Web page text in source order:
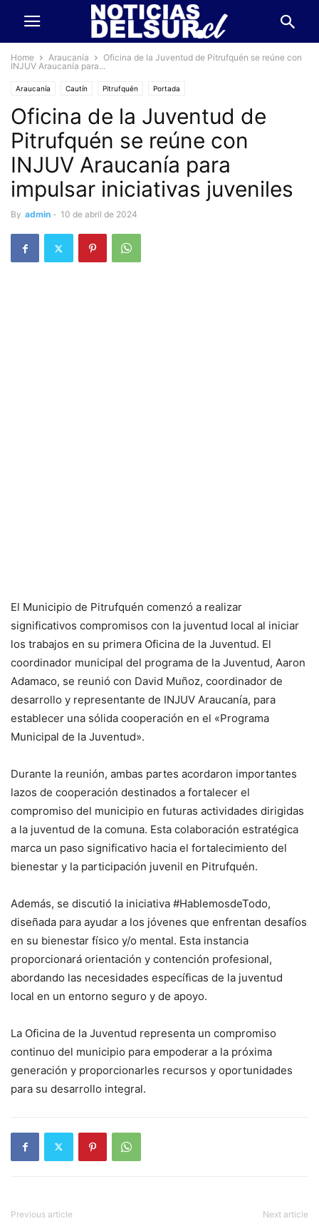
Home Araucanía
Oficina de la Juventud de Pitrufquén se reúne con
INJUV Araucanía para...
Araucanía Cautín Pitrufquén Portada
Oficina de la Juventud de
Pitrufquén se reúne con
INJUV Araucanía para
impulsar iniciativas juveniles
By admin - 10 de abril de 2024
El Municipio de Pitrufquén comenzó a realizar
significativos compromisos con la juventud local al iniciar
los trabajos en su primera Oficina de la Juventud. El
coordinador municipal del programa de la Juventud, Aaron
Adamaco, se reunió con David Muñoz, coordinador de
desarrollo y representante de INJUV Araucanía, para
establecer una sólida cooperación en el «Programa
Municipal de la Juventud».
Durante la reunión, ambas partes acordaron importantes
lazos de cooperación destinados a fortalecer el
compromiso del municipio en futuras actividades dirigidas
a la juventud de la comuna. Esta colaboración estratégica
marca un paso significativo hacia el fortalecimiento del
bienestar y la participación juvenil en Pitrufquén.
Además, se discutió la iniciativa #HablemosdeTodo,
diseñada para ayudar a los jóvenes que enfrentan desafíos
en su bienestar físico y/o mental. Esta instancia
proporcionará orientación y contención profesional,
abordando las necesidades específicas de la juventud
local en un entorno seguro y de apoyo.
La Oficina de la Juventud representa un compromiso
continuo del municipio para empoderar a la próxima
generación y proporcionarles recursos y oportunidades
para su desarrollo integral.
Previous article Next article